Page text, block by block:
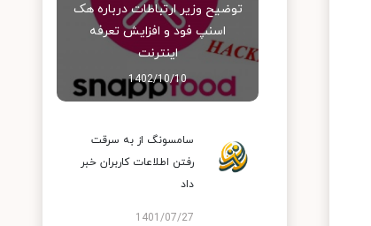
توضیح وزیر ارتباطات درباره هک
اسنپ‌ فود و افزایش تعرفه
اینترنت
1402/10/10
سامسونگ از به سرقت
رفتن اطلاعات کاربران خبر
داد
1401/07/27